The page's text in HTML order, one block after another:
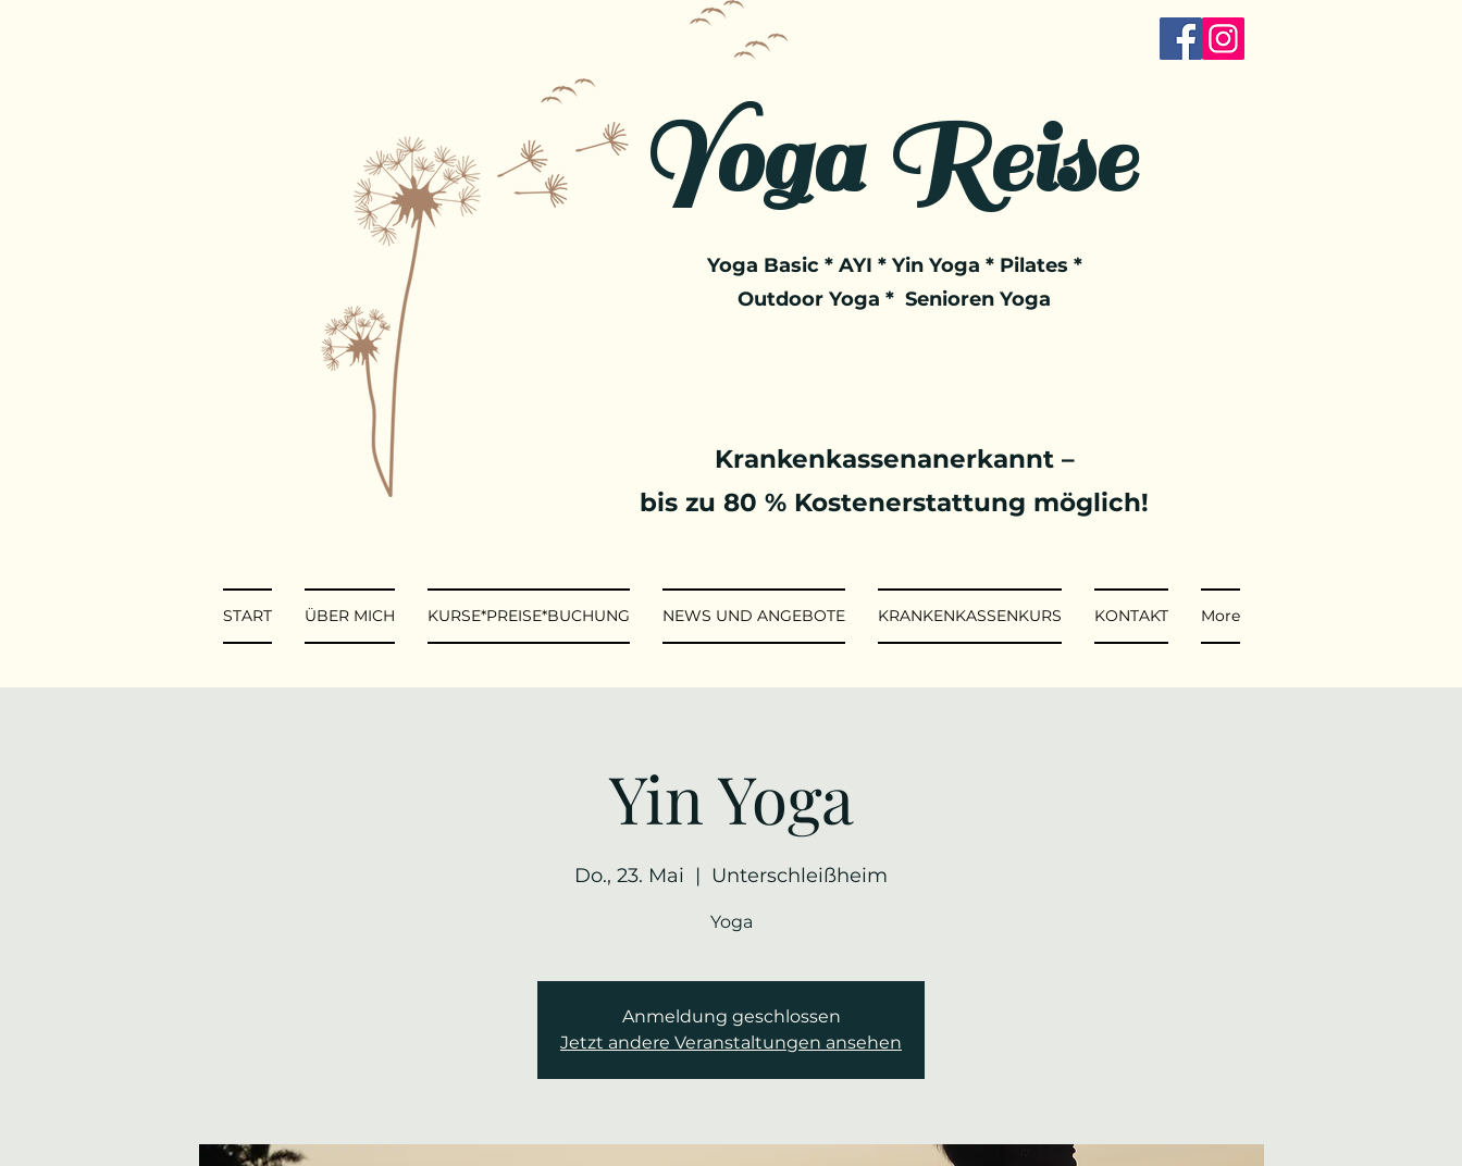
Yoga Reise
Yoga Basic * AYI * Yin Yoga * Pilates *
Outdoor Yoga * Senioren Yoga
Krankenkassenanerkannt –
bis zu 80 % Kostenerstattung möglich!
START ÜBER MICH KURSE*PREISE*BUCHUNG NEWS UND ANGEBOTE KRANKENKASSENKURS KONTAKT More
Yin Yoga
Do., 23. Mai
  |
Unterschleißheim
Yoga
Anmeldung geschlossen
Jetzt andere Veranstaltungen ansehen